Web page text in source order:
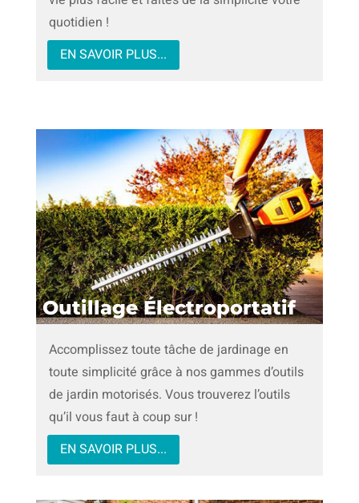
quotidien !
EN SAVOIR PLUS...
Outillage Électroportatif
Accomplissez toute tâche de jardinage en
toute simplicité grâce à nos gammes d’outils
de jardin motorisés. Vous trouverez l’outils
qu’il vous faut à coup sur !
EN SAVOIR PLUS...